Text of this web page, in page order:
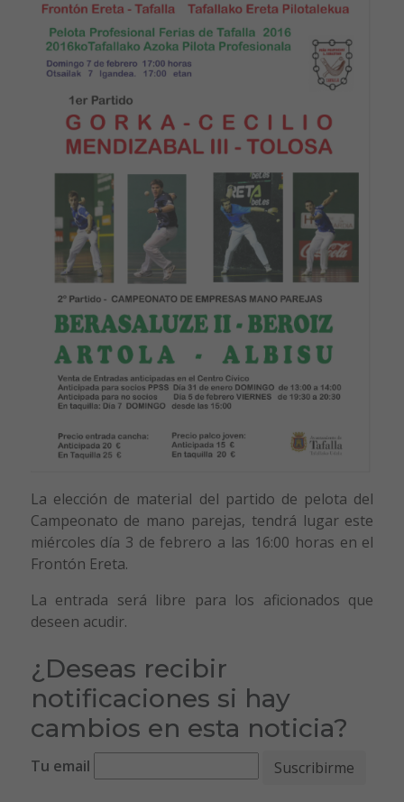
La elección de material del partido de pelota del
Campeonato de mano parejas, tendrá lugar este
miércoles día 3 de febrero a las 16:00 horas en el
Frontón Ereta.
La entrada será libre para los aficionados que
deseen acudir.
¿Deseas recibir
notificaciones si hay
cambios en esta noticia?
Tu email